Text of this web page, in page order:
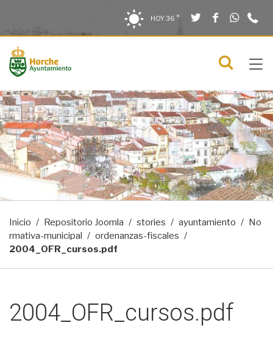
HOY36 ° TwitterFacebook
menú
Inicio Repositorio Joomla stories ayuntamiento
No
rmativa-municipal
ordenanzas-fiscales
2004_OFR_cursos.pdf
2004_OFR_cursos.pdf